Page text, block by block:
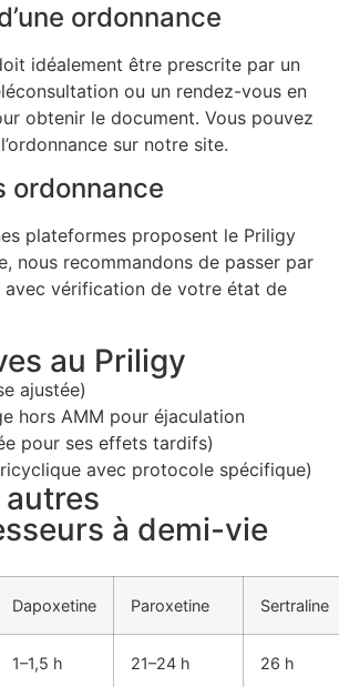
ordonnance
idéalement être prescrite par un
ou un rendez-vous en
obtenir le document. Vous pouvez
sur notre site.
ordonnance
plateformes proposent le Priligy
nous recommandons de passer par
avec vérification de votre état de
au Priligy
ajustée)
hors AMM pour éjaculation
pour ses effets tardifs)
avec protocole spécifique)
à demi-vie
Dapoxetine Paroxetine Sertraline
1–1,5 h 21–24 h 26 h